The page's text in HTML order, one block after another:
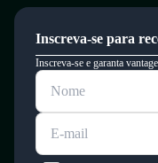
Inscreva-se para
Inscreva-se e garanta